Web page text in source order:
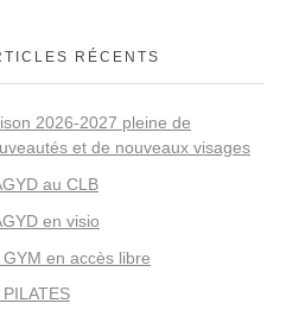
RÉCENTS
2026-2027 pleine de
et de nouveaux visages
au CLB
en visio
GYM en accès libre
PILATES